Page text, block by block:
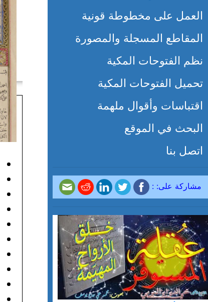
العمل على مخطوطة قونية
المقاطع المسجلة والمصورة
نظم الفتوحات المكية
تحميل الفتوحات المكية
اقتباسات وأقوال ملهمة
البحث في الموقع
اتصل بنا
مشاركة على: :